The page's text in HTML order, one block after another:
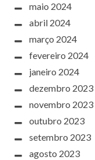
maio 2024
abril 2024
março 2024
fevereiro 2024
janeiro 2024
dezembro 2023
novembro 2023
outubro 2023
setembro 2023
agosto 2023